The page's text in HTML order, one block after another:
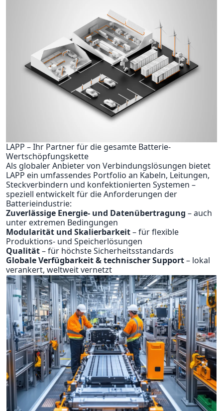
LAPP – Ihr Partner für die gesamte Batterie-
Wertschöpfungskette
Als globaler Anbieter von Verbindungslösungen bietet
LAPP ein umfassendes Portfolio an Kabeln, Leitungen,
Steckverbindern und konfektionierten Systemen –
speziell entwickelt für die Anforderungen der
Batterieindustrie:
Zuverlässige Energie- und Datenübertragung – auch
unter extremen Bedingungen
Modularität und Skalierbarkeit– für flexible
Produktions- und Speicherlösungen
Qualität– für höchste Sicherheitsstandards
Globale Verfügbarkeit & technischer Support– lokal
verankert, weltweit vernetzt